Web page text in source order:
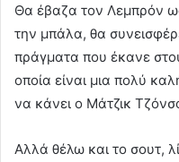
Θα έβαζα τον Λεμπρόν
την μπάλα, θα
πράγματα που έκανε
οποία είναι μια πολύ
να κάνει ο Μάτζικ
Αλλά θέλω και το σουτ,